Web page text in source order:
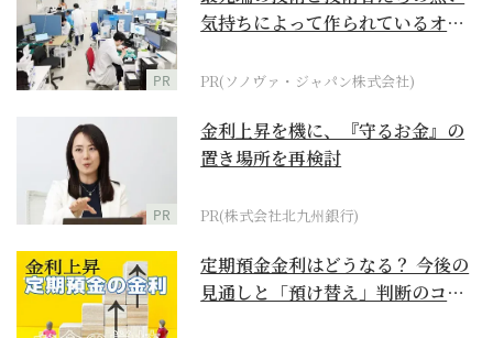
PR
気持ちによって作られているオー
PR(ソノヴァ・ジャパン株式会社)
PR
金利上昇を機に、『守るお金』の
置き場所を再検討
PR(株式会社北九州銀行)
定期預金金利はどうなる？ 今後の
見通しと「預け替え」判断のコツ